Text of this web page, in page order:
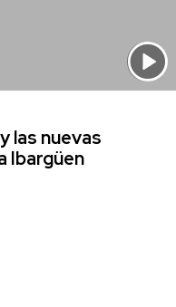
las nuevas
Ibargüen